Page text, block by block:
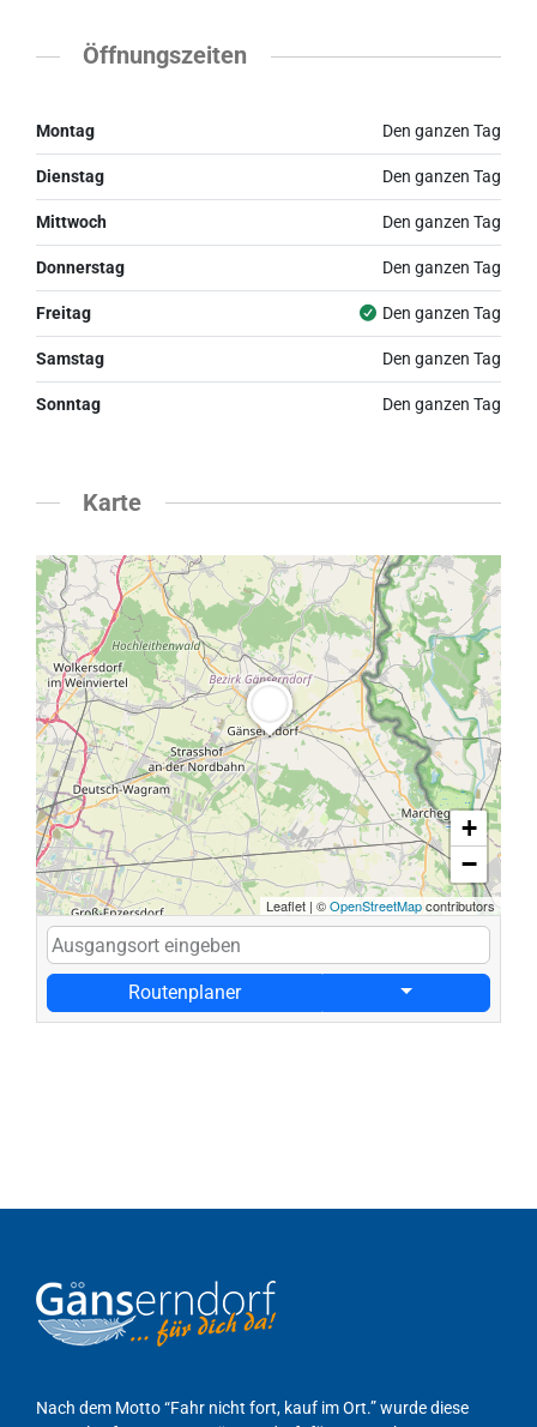
Öffnungszeiten
Montag Den ganzen Tag
Dienstag Den ganzen Tag
Mittwoch Den ganzen Tag
Donnerstag Den ganzen Tag
Freitag Den ganzen Tag
Samstag Den ganzen Tag
Sonntag Den ganzen Tag
Karte
+
−
Leaflet | ©OpenStreetMapcontributors
Routenplaner
Nach dem Motto “Fahr nicht fort, kauf im Ort.” wurde diese